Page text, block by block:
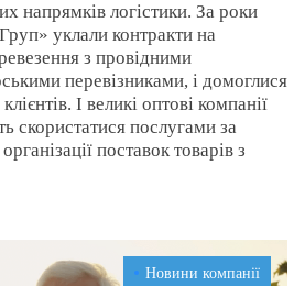
напрямків логістики. За роки
уклали контракти на
з провідними
перевізниками, і домоглися
І великі оптові компанії
скористатися послугами за
поставок товарів з
Новини компанії